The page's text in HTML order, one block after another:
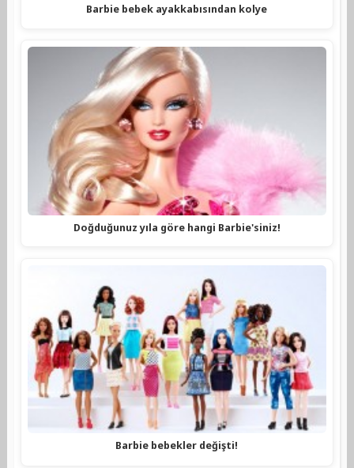
Barbie bebek ayakkabısından kolye
Doğduğunuz yıla göre hangi Barbie'siniz!
Barbie bebekler değişti!